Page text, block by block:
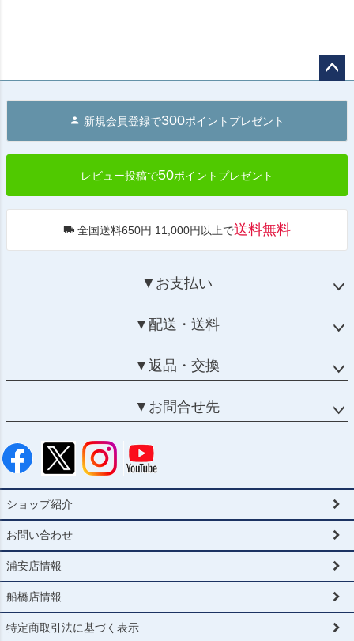
へ
新規会員登録で300ポイントプレゼント
レビュー投稿で50ポイントプレゼント
全国送料650円 11,000円以上で送料無料
▼お支払い
▼配送・送料
▼返品・交換
▼お問合せ先
ショップ紹介
お問い合わせ
浦安店情報
船橋店情報
特定商取引法に基づく表示